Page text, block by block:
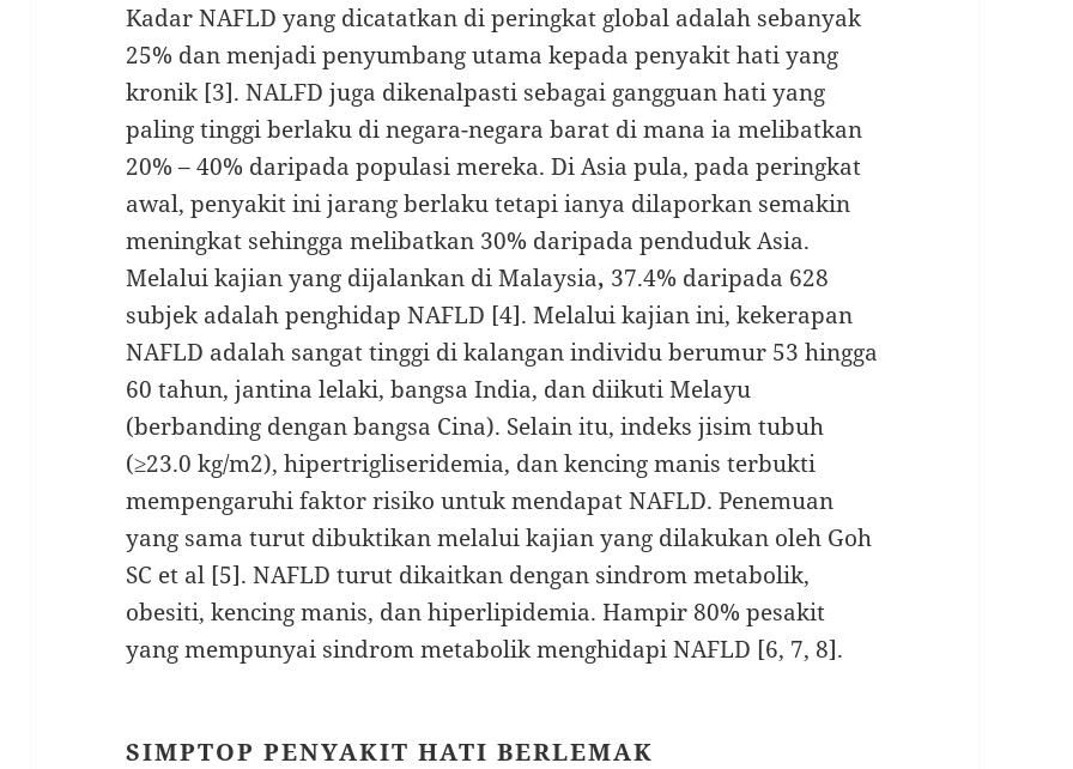
Kadar NAFLD yang dicatatkan di peringkat global adalah sebanyak
25% dan menjadi penyumbang utama kepada penyakit hati yang
kronik [3]. NALFD juga dikenalpasti sebagai gangguan hati yang
paling tinggi berlaku di negara-negara barat di mana ia melibatkan
20% – 40% daripada populasi mereka. Di Asia pula, pada peringkat
awal, penyakit ini jarang berlaku tetapi ianya dilaporkan semakin
meningkat sehingga melibatkan 30% daripada penduduk Asia.
Melalui kajian yang dijalankan di Malaysia, 37.4% daripada 628
subjek adalah penghidap NAFLD [4]. Melalui kajian ini, kekerapan
NAFLD adalah sangat tinggi di kalangan individu berumur 53 hingga
60 tahun, jantina lelaki, bangsa India, dan diikuti Melayu
(berbanding dengan bangsa Cina). Selain itu, indeks jisim tubuh
(≥23.0 kg/m2), hipertrigliseridemia, dan kencing manis terbukti
mempengaruhi faktor risiko untuk mendapat NAFLD. Penemuan
yang sama turut dibuktikan melalui kajian yang dilakukan oleh Goh
SC et al [5]. NAFLD turut dikaitkan dengan sindrom metabolik,
obesiti, kencing manis, dan hiperlipidemia. Hampir 80% pesakit
yang mempunyai sindrom metabolik menghidapi NAFLD [6, 7, 8].
SIMPTOP PENYAKIT HATI BERLEMAK